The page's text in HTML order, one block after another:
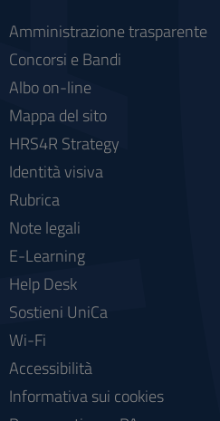
Amministrazione trasparente
Concorsi e Bandi
Albo on-line
Mappa del sito
HRS4R Strategy
Identità visiva
Rubrica
Note legali
E-Learning
Help Desk
Sostieni UniCa
Wi-Fi
Accessibilità
Informativa sui cookies